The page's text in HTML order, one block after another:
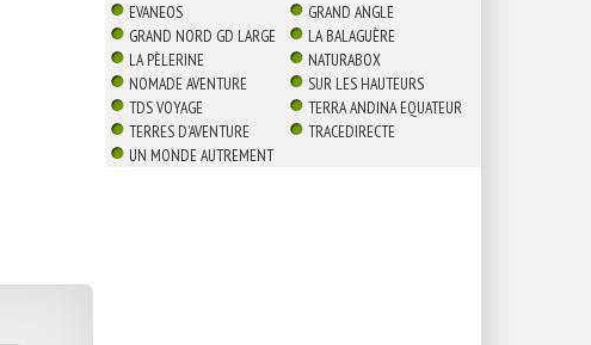
EVANEOS
GRAND ANGLE
GRAND NORD GD LARGE
LA BALAGUÈRE
LA PÈLERINE
NATURABOX
NOMADE AVENTURE
SUR LES HAUTEURS
TDS VOYAGE
TERRA ANDINA EQUATEUR
TERRES D'AVENTURE
TRACEDIRECTE
UN MONDE AUTREMENT